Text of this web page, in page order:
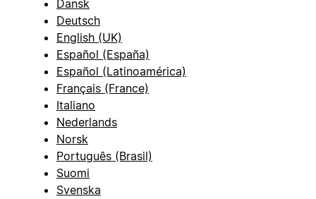
Dansk
Deutsch
English (UK)
Español (España)
Español (Latinoamérica)
Français (France)
Italiano
Nederlands
Norsk
Português (Brasil)
Suomi
Svenska